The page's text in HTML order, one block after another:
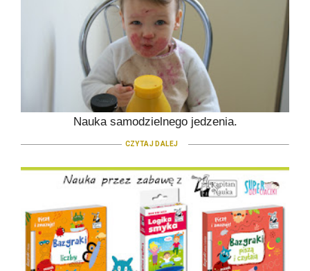
Nauka samodzielnego jedzenia.
CZYTAJ DALEJ